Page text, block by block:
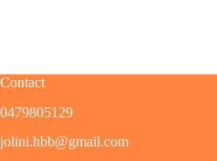
Contact
0479805129
jolini.hbb@gmail.com